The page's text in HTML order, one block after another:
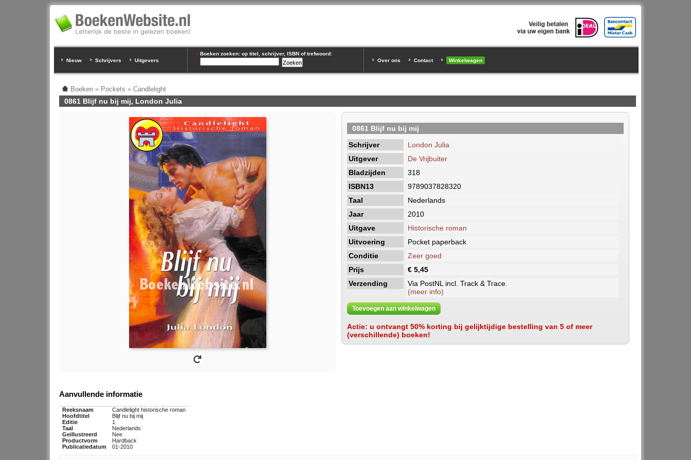
Nieuw Schrijvers Uitgevers
Boeken zoeken: op titel, schrijver, ISBN of trefwoord:
Over ons
Contact Winkelwagen
Boeken » Pockets » Candlelight
0861 Blijf nu bij mij, London Julia
0861 Blijf nu bij mij
Schrijver
London Julia
Uitgever
De Vrijbuiter
Bladzijden
318
ISBN13
9789037828320
Taal
Nederlands
Jaar
2010
Uitgave
Historische roman
Uitvoering
Pocket paperback
Conditie
Zeer goed
Prijs
€ 5,45
Verzending
Via PostNL incl. Track & Trace.
(meer info)
Toevoegen aan winkelwagen
Actie: u ontvangt 50% korting bij gelijktijdige bestelling van 5 of meer
(verschillende) boeken!
Aanvullende informatie
Reeksnaam
Candlelight historische roman
Hoofdtitel
Blijf nu bij mij
Editie
1
Taal
Nederlands
Geillustreerd
Nee
Productvorm
Hardback
Publicatiedatum
01-2010